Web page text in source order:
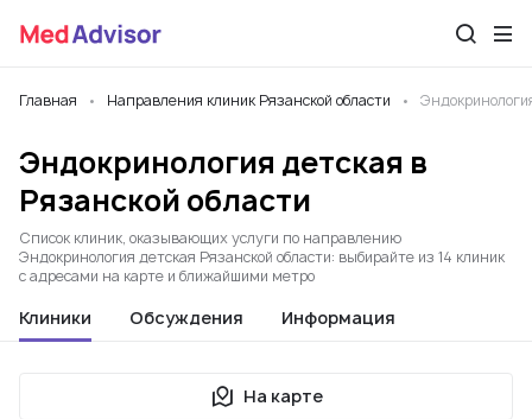
Главная Направления клиник Рязанской области
Эндокринология детская в
Рязанской области
Список клиник, оказывающих услуги по направлению
Эндокринология детская Рязанской области: выбирайте из 14 клиник
с адресами на карте и ближайшими метро
Клиники Обсуждения Информация
На карте